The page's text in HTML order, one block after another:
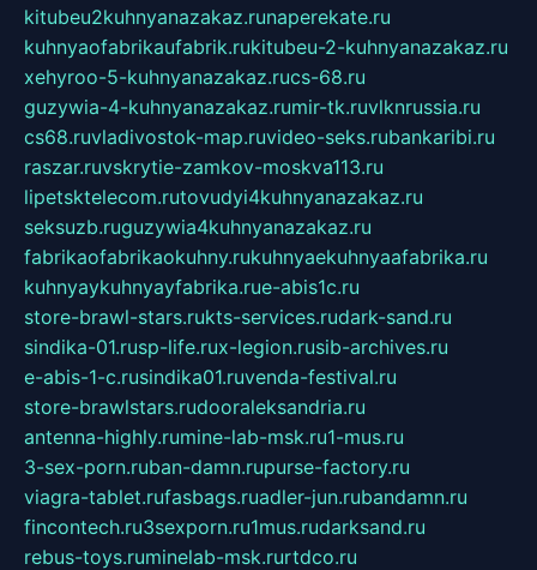
kitubeu2kuhnyanazakaz.runaperekate.ru
kuhnyaofabrikaufabrik.rukitubeu-2-kuhnyanazakaz.ru
xehyroo-5-kuhnyanazakaz.rucs-68.ru
guzywia-4-kuhnyanazakaz.rumir-tk.ruvlknrussia.ru
cs68.ruvladivostok-map.ruvideo-seks.rubankaribi.ru
raszar.ruvskrytie-zamkov-moskva113.ru
lipetsktelecom.rutovudyi4kuhnyanazakaz.ru
seksuzb.ruguzywia4kuhnyanazakaz.ru
fabrikaofabrikaokuhny.rukuhnyaekuhnyaafabrika.ru
kuhnyaykuhnyayfabrika.rue-abis1c.ru
store-brawl-stars.rukts-services.rudark-sand.ru
sindika-01.rusp-life.rux-legion.rusib-archives.ru
e-abis-1-c.rusindika01.ruvenda-festival.ru
store-brawlstars.rudooraleksandria.ru
antenna-highly.rumine-lab-msk.ru1-mus.ru
3-sex-porn.ruban-damn.rupurse-factory.ru
viagra-tablet.rufasbags.ruadler-jun.rubandamn.ru
fincontech.ru3sexporn.ru1mus.rudarksand.ru
rebus-toys.ruminelab-msk.rurtdco.ru